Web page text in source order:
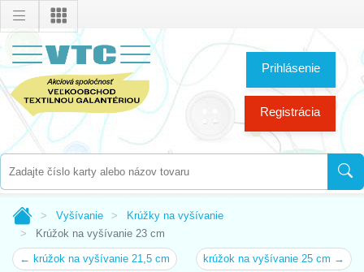
Prihlásenie
Registrácia
Vyšívanie
Krúžky na vyšívanie
Krúžok na vyšívanie 23 cm
← krúžok na vyšívanie 21,5 cm krúžok na vyšívanie 25 cm →